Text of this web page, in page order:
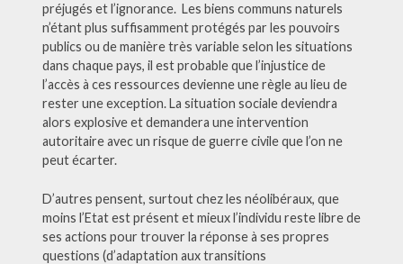
préjugés et l’ignorance. Les biens communs naturels
n’étant plus suffisamment protégés par les pouvoirs
publics ou de manière très variable selon les situations
dans chaque pays, il est probable que l’injustice de
l’accès à ces ressources devienne une règle au lieu de
rester une exception. La situation sociale deviendra
alors explosive et demandera une intervention
autoritaire avec un risque de guerre civile que l’on ne
peut écarter.
D’autres pensent, surtout chez les néolibéraux, que
moins l’Etat est présent et mieux l’individu reste libre de
ses actions pour trouver la réponse à ses propres
questions (d’adaptation aux transitions